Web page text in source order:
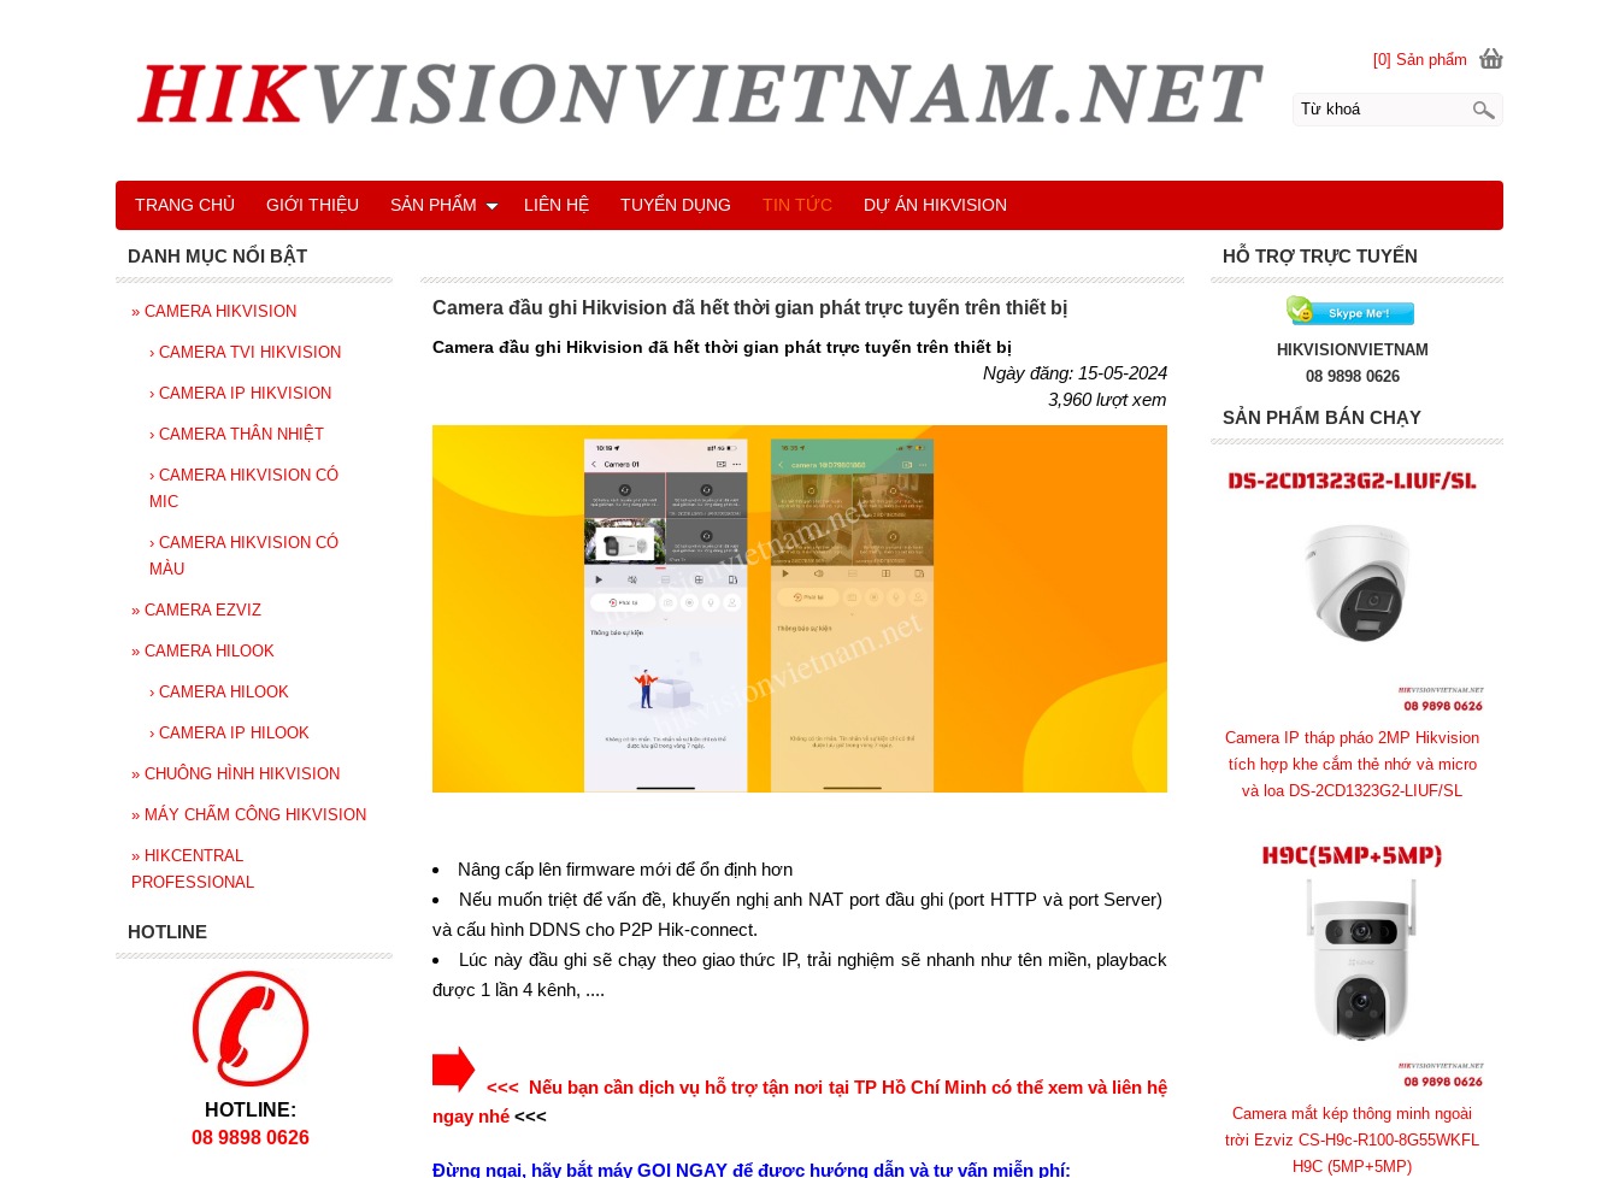
Camera đầu ghi Hikvision đã hết thời gian phát trực tuyến trên thiết bị
Camera đầu ghi Hikvision đã hết thời gian phát trực tuyến trên thiết bị
Ngày đăng: 15-05-2024
3,960 lượt xem
Nâng cấp lên firmware mới để ổn định hơn
Nếu muốn triệt để vấn đề, khuyến nghị anh NAT port đầu ghi (port HTTP và port Server)
và cấu hình DDNS cho P2P Hik-connect.
Lúc này đầu ghi sẽ chạy theo giao thức IP, trải nghiệm sẽ nhanh như tên miền, playback
được 1 lần 4 kênh, ....
<<< Nếu bạn cần dịch vụ hỗ trợ tận nơi tại TP Hồ Chí Minh có thể xem và liên hệ
ngay nhé <<<
Đừng ngại, hãy bắt máy GỌI NGAY để được hướng dẫn và tư vấn miễn phí:
HỖ TRỢ TRỰC TUYẾN
HIKVISIONVIETNAM
08 9898 0626
SẢN PHẨM BÁN CHẠY
Camera IP tháp pháo 2MP Hikvision
tích hợp khe cắm thẻ nhớ và micro
và loa DS-2CD1323G2-LIUF/SL
Camera mắt kép thông minh ngoài
trời Ezviz CS-H9c-R100-8G55WKFL
H9C (5MP+5MP)
DANH MỤC NỔI BẬT
» CAMERA HIKVISION
› CAMERA TVI HIKVISION
› CAMERA IP HIKVISION
› CAMERA THÂN NHIỆT
› CAMERA HIKVISION CÓ
MIC
› CAMERA HIKVISION CÓ
MÀU
» CAMERA EZVIZ
» CAMERA HILOOK
› CAMERA HILOOK
› CAMERA IP HILOOK
» CHUÔNG HÌNH HIKVISION
» MÁY CHẤM CÔNG HIKVISION
» HIKCENTRAL
PROFESSIONAL
HOTLINE
HOTLINE:
08 9898 0626
[0] Sản phẩm
TRANG CHỦ GIỚI THIỆU SẢN PHẨM LIÊN HỆ TUYỂN DỤNG TIN TỨC DỰ ÁN HIKVISION